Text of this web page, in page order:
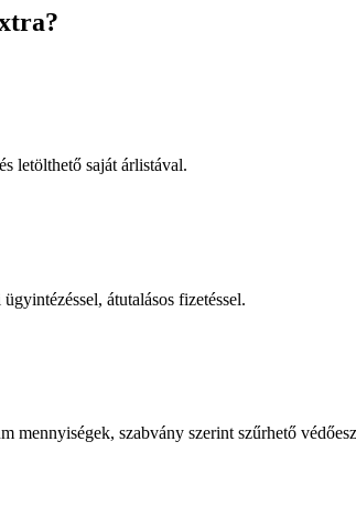
letölthető saját árlistával.
átutalásos fizetéssel.
mennyiségek, szabvány szerint szűrhető